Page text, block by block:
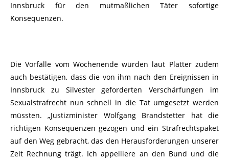
Innsbruck für den mutmaßlichen Täter sofortige
Konsequenzen.
Die Vorfälle vom Wochenende würden laut Platter zudem
auch bestätigen, dass die von ihm nach den Ereignissen in
Innsbruck zu Silvester geforderten Verschärfungen im
Sexualstrafrecht nun schnell in die Tat umgesetzt werden
müssten. „Justizminister Wolfgang Brandstetter hat die
richtigen Konsequenzen gezogen und ein Strafrechtspaket
auf den Weg gebracht, das den Herausforderungen unserer
Zeit Rechnung trägt. Ich appelliere an den Bund und die